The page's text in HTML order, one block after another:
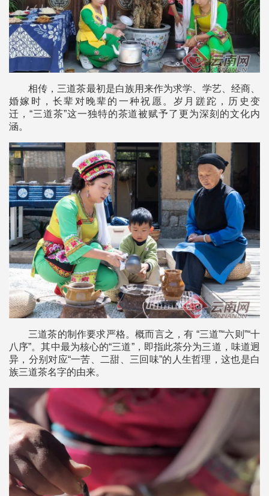
相传，三道茶最初是白族用来作为求学、学艺、经商、
婚嫁时，长辈对晚辈的一种祝愿。岁月蹉跎，历史变
迁，“三道茶”这一独特的茶道被赋予了更为深刻的文化内
涵。
三道茶的制作要求严格。概而言之，有 “三道”“六则”“十
八序”。其中最为核心的“三道”，即指此茶分为三道，味道迥
异，分别对应“一苦、二甜、三回味”的人生哲理，这也是白
族三道茶名字的由来。